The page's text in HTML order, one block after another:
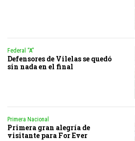
Federal “A”
Defensores de Vilelas se quedó
sin nada en el final
Primera Nacional
Primera gran alegría de
visitante para For Ever